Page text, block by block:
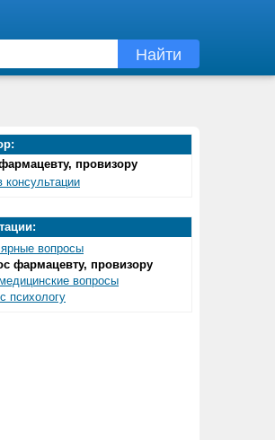
Найти
провизору
консультации
вопросы
фармацевту, провизору
вопросы
психологу